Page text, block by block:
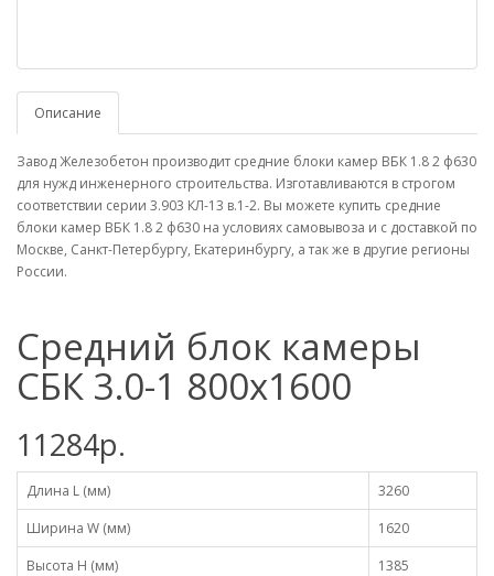
Описание
Завод Железобетон производит средние блоки камер ВБК 1.8 2 ф630
для нужд инженерного строительства. Изготавливаются в строгом
соответствии серии 3.903 КЛ-13 в.1-2. Вы можете купить средние
блоки камер ВБК 1.8 2 ф630 на условиях самовывоза и с доставкой по
Москве, Санкт-Петербургу, Екатеринбургу, а так же в другие регионы
России.
Средний блок камеры
СБК 3.0-1 800x1600
11284р.
Длина L (мм)
3260
Ширина W (мм)
1620
Высота H (мм)
1385